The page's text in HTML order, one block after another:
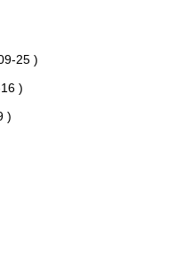
25 )
)
)